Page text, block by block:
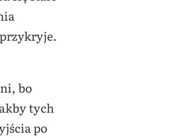
bo
tych
po